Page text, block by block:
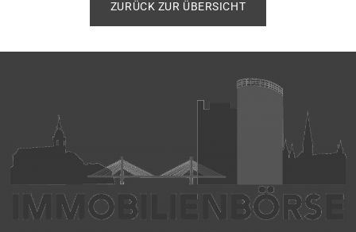
Besichtigungstermins um einen Nachweis der
keinen Nachweis haben, stellen wir gerne einen
Hinweis: 3,57 % Käuferprovision inkl. MwSt. Der
Immobilienmakler hat einen provisionspflichtigen
Maklervertrag mit dem Verkäufer in gleicher Höhe
ZURÜCK ZUR ÜBERSICHT